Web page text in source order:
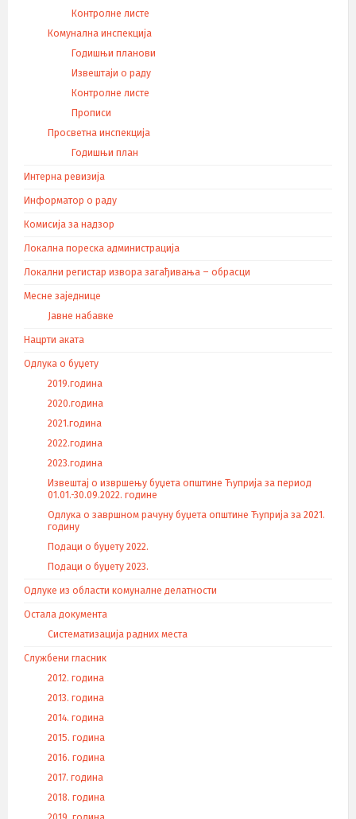
Контролне листе
Комунална инспекција
Годишњи планови
Извештаји о раду
Контролне листе
Прописи
Просветна инспекција
Годишњи план
Интерна ревизија
Информатор о раду
Комисија за надзор
Локална пореска администрација
Локални регистар извора загађивања – обрасци
Месне заједнице
Јавне набавке
Нацрти аката
Одлука о буџету
2019.година
2020.година
2021.година
2022.година
2023.година
Извештај о извршењу буџета општине Ћуприја за период
01.01.-30.09.2022. године
Одлука о завршном рачуну буџета општине Ћуприја за 2021.
годину
Подаци о буџету 2022.
Подаци о буџету 2023.
Одлуке из области комуналне делатности
Остала документа
Систематизација радних места
Службени гласник
2012. година
2013. година
2014. година
2015. година
2016. година
2017. година
2018. година